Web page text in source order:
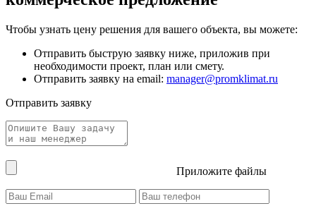
Чтобы узнать цену решения для вашего объекта, вы можете:
Отправить быструю заявку ниже, приложив при
необходимости проект, план или смету.
Отправить заявку на email: manager@promklimat.ru
Отправить заявку
Приложите файлы